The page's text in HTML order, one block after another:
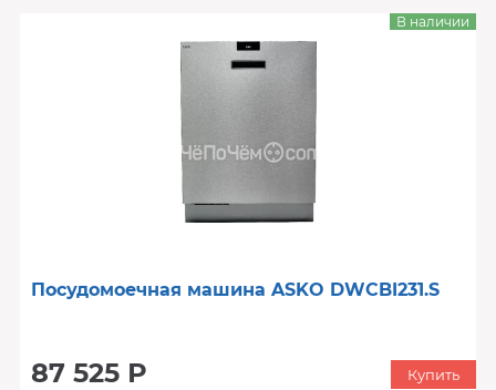
Посудомоечная машина ASKO DWCBI231.S
87 525 Р
В наличии
Купить